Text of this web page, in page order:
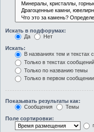
Искать в подфорумах:
Да
Нет
Искать:
В названиях тем и текстах
Только в текстах сообщений
Только по названию темы
Только в первом
Показывать результаты как:
Сообщения
Темы
Поле сортировки: